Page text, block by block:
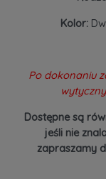
Kolor:
Po dokonaniu
Dostępne są
jeśli nie
zapraszamy